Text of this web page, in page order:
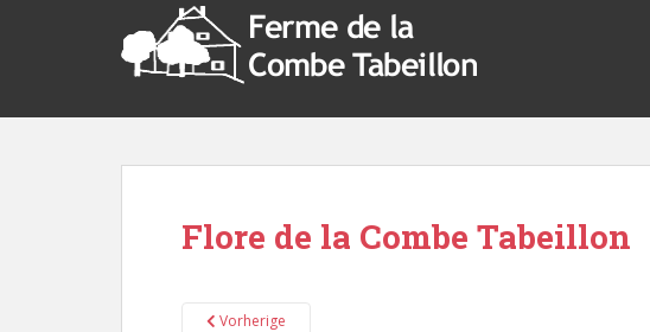
Flore de la Combe Tabeillon
Vorherige